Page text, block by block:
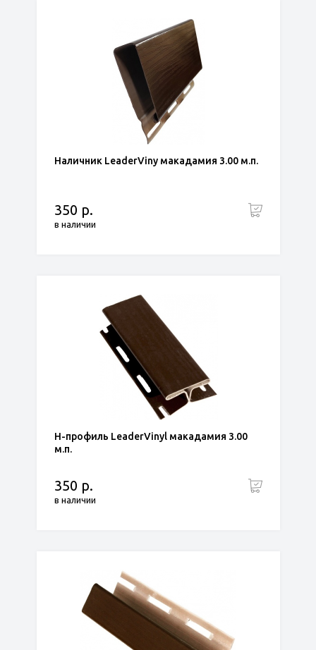
Наличник LeaderViny макадамия 3.00 м.п.
350 р.
в наличии
H-профиль LeaderVinyl макадамия 3.00
м.п.
350 р.
в наличии